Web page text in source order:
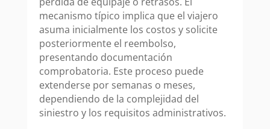
mecanismo típico implica que el viajero
asuma inicialmente los costos y solicite
posteriormente el reembolso,
presentando documentación
comprobatoria. Este proceso puede
extenderse por semanas o meses,
dependiendo de la complejidad del
siniestro y los requisitos administrativos.